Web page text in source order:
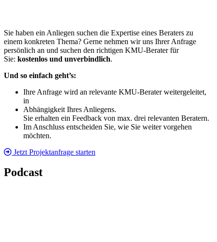
Sie haben ein Anliegen suchen die Expertise eines Beraters zu
einem konkreten Thema? Gerne nehmen wir uns Ihrer Anfrage
persönlich an und suchen den richtigen KMU-Berater für
Sie: kostenlos und unverbindlich.
Und so einfach geht’s:
Ihre Anfrage wird an relevante KMU-Berater weitergeleitet,
in
Abhängigkeit Ihres Anliegens.
Sie erhalten ein Feedback von max. drei relevanten Beratern.
Im Anschluss entscheiden Sie, wie Sie weiter vorgehen
möchten.
Jetzt Projektanfrage starten
Podcast